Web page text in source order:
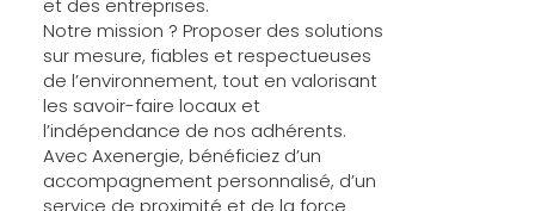
et des entreprises.
Notre mission ? Proposer des solutions
sur mesure, fiables et respectueuses
de l’environnement, tout en valorisant
les savoir-faire locaux et
l’indépendance de nos adhérents.
Avec Axenergie, bénéficiez d’un
accompagnement personnalisé, d’un